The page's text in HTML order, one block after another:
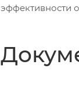
эффективности